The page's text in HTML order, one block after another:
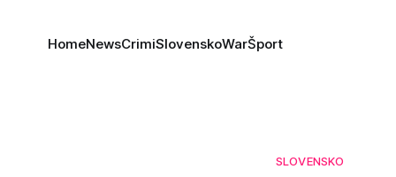
HomeNewsCrimiSlovenskoWarŠport
SLOVENSKO